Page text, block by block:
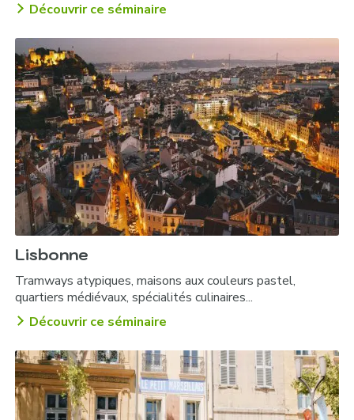
Soirée œnologique au domaine Costa Lazaridi :
Découvrir ce séminaire
Lisbonne
Tramways atypiques, maisons aux couleurs pastel,
quartiers médiévaux, spécialités culinaires...
Découvrir ce séminaire